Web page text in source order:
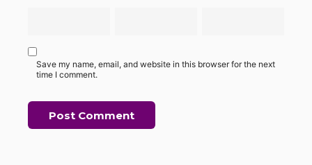
Save my name, email, and website in this browser for the next
time I comment.